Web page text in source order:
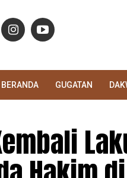
BERANDA GUGATAN